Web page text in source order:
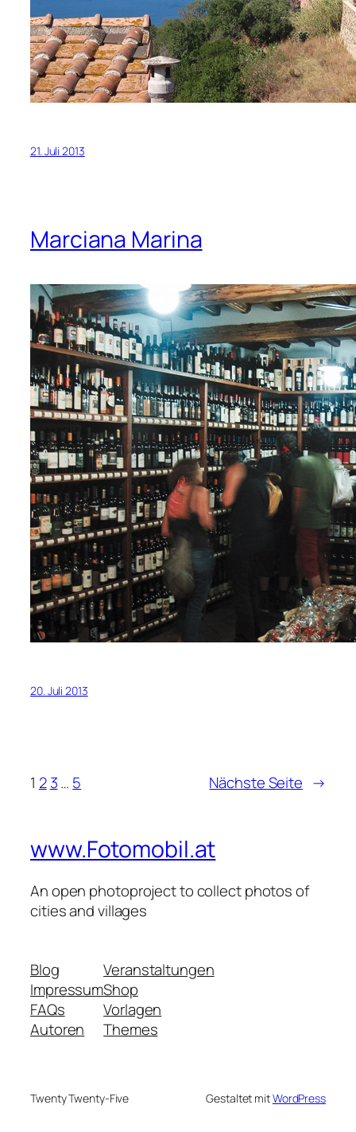
21. Juli 2013
Marciana Marina
20. Juli 2013
1 2 3… 5 Nächste Seite →
www.Fotomobil.at
An open photoproject to collect photos of
cities and villages
Blog
Impressum
FAQs
Autoren
Veranstaltungen
Shop
Vorlagen
Themes
Twenty Twenty-Five Gestaltet mitWordPress